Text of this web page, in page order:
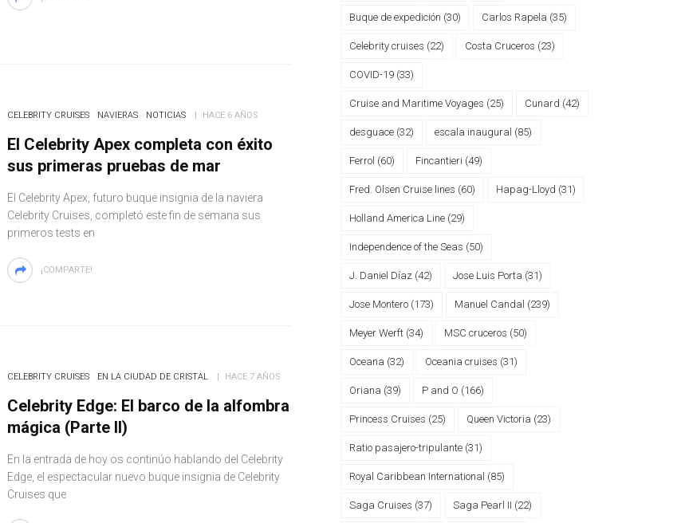
CELEBRITY CRUISES NAVIERAS NOTICIAS HACE 6 AÑOS
El Celebrity Apex completa con éxito
sus primeras pruebas de mar
El Celebrity Apex, futuro buque insignia de la naviera
Celebrity Cruises, completó este fin de semana sus
primeros tests en
¡COMPARTE!
CELEBRITY CRUISES EN LA CIUDAD DE CRISTAL HACE 7 AÑOS
Celebrity Edge: El barco de la alfombra
mágica (Parte II)
En la entrada de hoy os continúo hablando del Celebrity
Edge, el espectacular nuevo buque insignia de Celebrity
Cruises que
Buque de expedición (30) Carlos Rapela (35)
Celebrity cruises (22) Costa Cruceros (23)
COVID-19 (33)
Cruise and Maritime Voyages (25) Cunard (42)
desguace (32) escala inaugural (85)
Ferrol (60) Fincantieri (49)
Fred. Olsen Cruise lines (60) Hapag-Lloyd (31)
Holland America Line (29)
Independence of the Seas (50)
J. Daniel Díaz (42) Jose Luis Porta (31)
Jose Montero (173) Manuel Candal (239)
Meyer Werft (34) MSC cruceros (50)
Oceana (32) Oceania cruises (31)
Oriana (39) P and O (166)
Princess Cruises (25) Queen Victoria (23)
Ratio pasajero-tripulante (31)
Royal Caribbean International (85)
Saga Cruises (37) Saga Pearl II (22)